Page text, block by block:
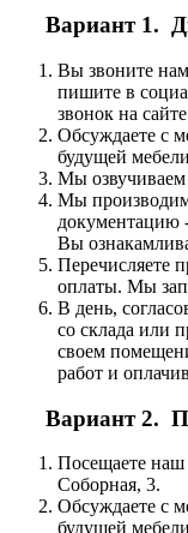
Вариант 1.
Вы звоните
пишите в
звонок на
Обсуждаете с
будущей
Мы озвучиваем
Мы
документацию
Вы
Перечисляете
оплаты. Мы
В день,
со склада или
своем
работ и
Вариант 2.
Посещаете наш
Соборная, 3.
Обсуждаете с
будущей